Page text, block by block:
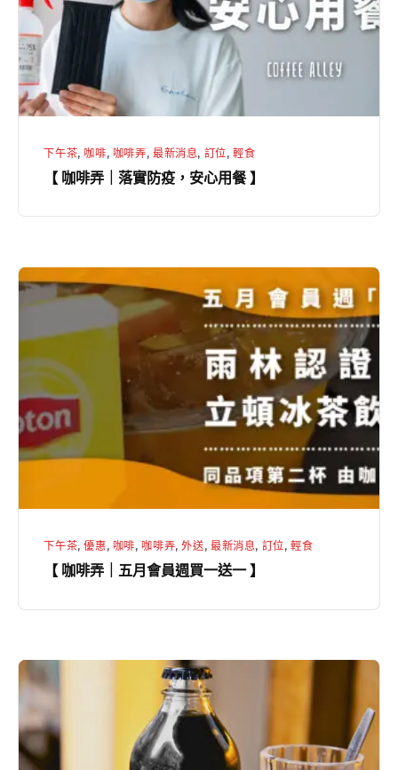
落
實
防
疫，
安
】
下午茶, 咖啡, 咖啡弄, 最新消息, 訂位,輕食
【 咖啡弄｜落實防疫，安心用餐 】
【
咖
弄
｜
五
月
會
一
下午茶,優惠, 咖啡, 咖啡弄,外送, 最新消息, 訂位,輕食
【 咖啡弄｜五月會員週買一送一 】
【
咖
啡
弄